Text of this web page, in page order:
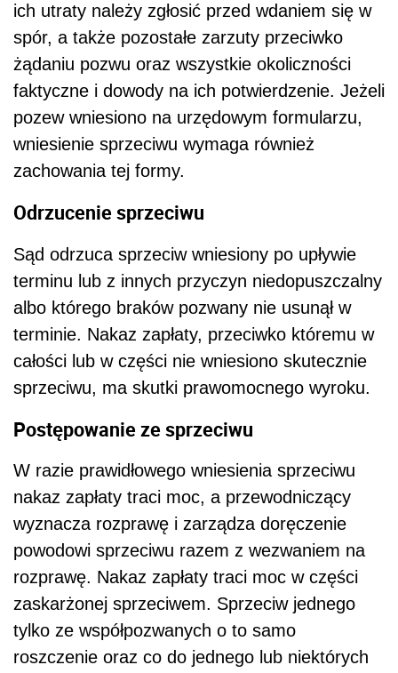
ich utraty należy zgłosić przed wdaniem się w
spór, a także pozostałe zarzuty przeciwko
żądaniu pozwu oraz wszystkie okoliczności
faktyczne i dowody na ich potwierdzenie. Jeżeli
pozew wniesiono na urzędowym formularzu,
wniesienie sprzeciwu wymaga również
zachowania tej formy.
Odrzucenie sprzeciwu
Sąd odrzuca sprzeciw wniesiony po upływie
terminu lub z innych przyczyn niedopuszczalny
albo którego braków pozwany nie usunął w
terminie. Nakaz zapłaty, przeciwko któremu w
całości lub w części nie wniesiono skutecznie
sprzeciwu, ma skutki prawomocnego wyroku.
Postępowanie ze sprzeciwu
W razie prawidłowego wniesienia sprzeciwu
nakaz zapłaty traci moc, a przewodniczący
wyznacza rozprawę i zarządza doręczenie
powodowi sprzeciwu razem z wezwaniem na
rozprawę. Nakaz zapłaty traci moc w części
zaskarżonej sprzeciwem. Sprzeciw jednego
tylko ze współpozwanych o to samo
roszczenie oraz co do jednego lub niektórych